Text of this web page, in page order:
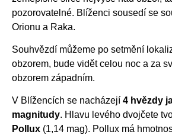
pozorovatelné. Blíženci sousedí se
Orionu a Raka.
Souhvězdí můžeme po setmění
obzorem, bude vidět celou noc a za
obzorem západním.
V Blížencích se nacházejí 4 hvězdy
magnitudy. Hlavu levého dvojčete
Pollux (1,14 mag). Pollux má